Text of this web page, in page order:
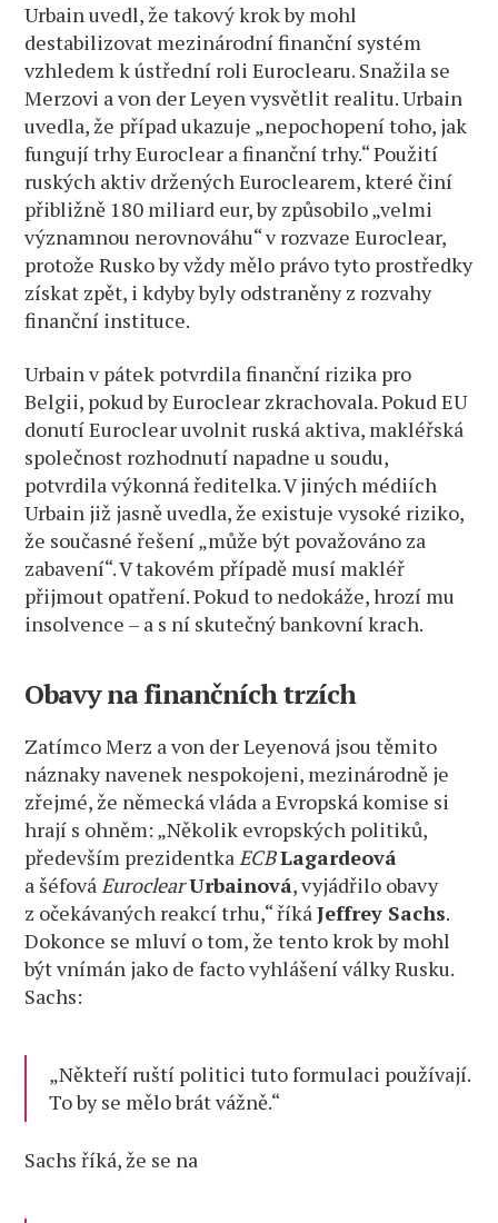
Urbain uvedl, že takový krok by mohl
destabilizovat mezinárodní finanční systém
vzhledem k ústřední roli Euroclearu. Snažila se
Merzovi a von der Leyen vysvětlit realitu. Urbain
uvedla, že případ ukazuje „nepochopení toho, jak
fungují trhy Euroclear a finanční trhy.“ Použití
ruských aktiv držených Euroclearem, které činí
přibližně 180 miliard eur, by způsobilo „velmi
významnou nerovnováhu“ v rozvaze Euroclear,
protože Rusko by vždy mělo právo tyto prostředky
získat zpět, i kdyby byly odstraněny z rozvahy
finanční instituce.
Urbain v pátek potvrdila finanční rizika pro
Belgii, pokud by Euroclear zkrachovala. Pokud EU
donutí Euroclear uvolnit ruská aktiva, makléřská
společnost rozhodnutí napadne u soudu,
potvrdila výkonná ředitelka. V jiných médiích
Urbain již jasně uvedla, že existuje vysoké riziko,
že současné řešení „může být považováno za
zabavení“. V takovém případě musí makléř
přijmout opatření. Pokud to nedokáže, hrozí mu
insolvence – a s ní skutečný bankovní krach.
Obavy na finančních trzích
Zatímco Merz a von der Leyenová jsou těmito
náznaky navenek nespokojeni, mezinárodně je
zřejmé, že německá vláda a Evropská komise si
hrají s ohněm: „Několik evropských politiků,
především prezidentka ECBLagardeová
a šéfová EuroclearUrbainová, vyjádřilo obavy
z očekávaných reakcí trhu,“ říkáJeffrey Sachs.
Dokonce se mluví o tom, že tento krok by mohl
být vnímán jako de facto vyhlášení války Rusku.
Sachs:
„Někteří ruští politici tuto formulaci používají.
To by se mělo brát vážně.“
Sachs říká, že se na